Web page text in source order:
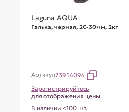
Laguna AQUA
Галька, черная, 20-30мм, 2кг
Артикул73954094
Зарегистрируйтесь
для отображения цены
В наличии <100 шт.